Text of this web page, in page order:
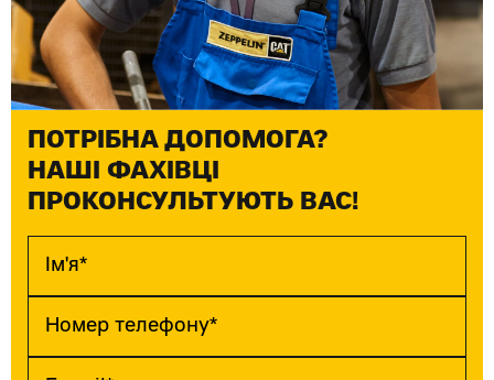
ПОТРІБНА ДОПОМОГА?
НАШІ ФАХІВЦІ
ПРОКОНСУЛЬТУЮТЬ ВАС!